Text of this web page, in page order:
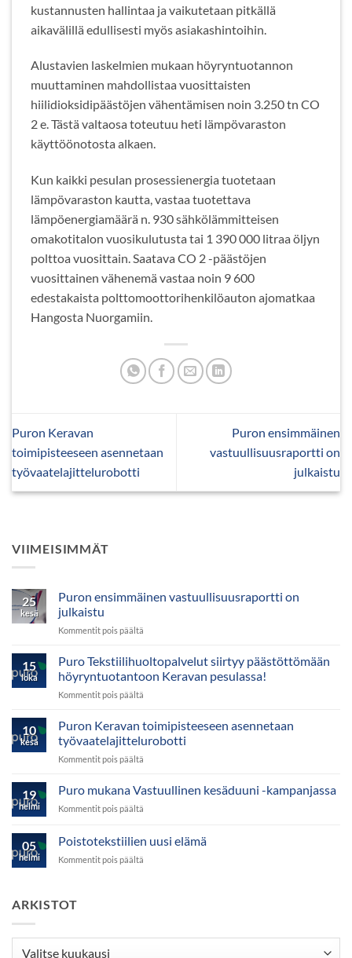
VIIMEISIMMÄT
25
kesä
Puron ensimmäinen vastuullisuusraportti on
julkaistu
Kommentit pois päältä
ensimmäinen
vastuullisuusraportti
on
15
loka
Puro Tekstiilihuoltopalvelut siirtyy päästöttömään
höyryntuotantoon Keravan pesulassa!
Kommentit pois päältä
Tekstiilihuoltopalvelut
päästöttömään
pesulassa!
10
kesä
Puron Keravan toimipisteeseen asennetaan
työvaatelajittelurobotti
Kommentit pois päältä
Keravan
19
helmi
Puro mukana Vastuullinen kesäduuni -kampanjassa
Kommentit pois päältä
Vastuullinen
05
helmi
Poistotekstiilien uusi elämä
Kommentit pois päältä
ARKISTOT
kustannusten hallintaa ja vaikutetaan pitkällä
aikavälillä edullisesti myös asiakashintoihin.
Alustavien laskelmien mukaan höyryntuotannon
muuttaminen mahdollistaa vuosittaisten
hiilidioksidipäästöjen vähentämisen noin 3.250 tn CO
2 e. Tästä valtaosa toteutuu heti lämpövaraston
käyttöönotosta alkaen.
Kun kaikki pesulan prosessienergia tuotetaan
lämpövaraston kautta, vastaa tuotettava
lämpöenergiamäärä n. 930 sähkölämmitteisen
omakotitalon vuosikulutusta tai 1 390 000 litraa öljyn
polttoa vuosittain. Saatava CO 2 -päästöjen
vuosittainen vähenemä vastaa noin 9 600
edestakaista polttomoottorihenkilöauton ajomatkaa
Hangosta Nuorgamiin.
Puron Keravan
toimipisteeseen asennetaan
työvaatelajittelurobotti
Puron ensimmäinen
vastuullisuusraportti on
julkaistu